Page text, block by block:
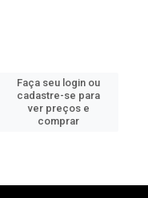
Faça seu login ou
cadastre-se para
ver preços e
comprar